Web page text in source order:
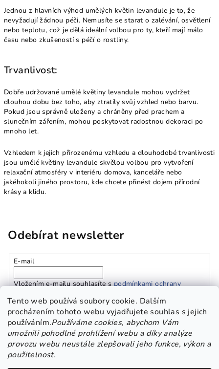
Tento web používá soubory cookie. Dalším
procházením tohoto webu vyjadřujete souhlas s jejich
používáním.Používáme cookies, abychom Vám
umožnili pohodlné prohlížení webu a díky analýze
provozu webu neustále zlepšovali jeho funkce, výkon a
použitelnost.
Jednou z hlavních výhod umělých květin levandule je to, že
nevyžadují žádnou péči. Nemusíte se starat o zalévání, osvětlení
nebo teplotu, což je dělá ideální volbou pro ty, kteří mají málo
času nebo zkušeností s péčí o rostliny.
Trvanlivost:
Dobře udržované umělé květiny levandule mohou vydržet
dlouhou dobu bez toho, aby ztratily svůj vzhled nebo barvu.
Pokud jsou správně uloženy a chráněny před prachem a
slunečním zářením, mohou poskytovat radostnou dekoraci po
mnoho let.
Vzhledem k jejich přirozenému vzhledu a dlouhodobé trvanlivosti
jsou umělé květiny levandule skvělou volbou pro vytvoření
relaxační atmosféry v interiéru domova, kanceláře nebo
jakéhokoli jiného prostoru, kde chcete přinést dojem přírodní
krásy a klidu.
Odebírat newsletter
E-mail
Vložením e-mailu souhlasíte spodmínkami ochrany
Přihlásit se
Platba a doprava
GDPR